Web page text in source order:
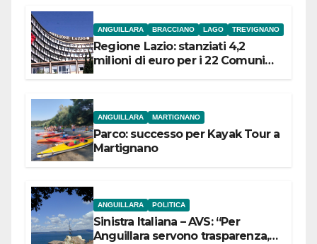
ANGUILLARA BRACCIANO LAGO TREVIGNANO
Regione Lazio: stanziati 4,2
milioni di euro per i 22 Comuni
ANGUILLARA MARTIGNANO
Parco: successo per Kayak Tour a
Martignano
ANGUILLARA POLITICA
Sinistra Italiana – AVS: “Per
Anguillara servono trasparenza,